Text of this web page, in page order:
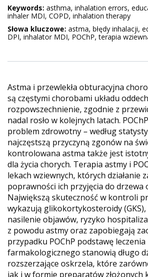
Keywords: asthma, inhalation errors,
inhaler MDI, COPD, inhalation therapy
Słowa kluczowe: astma, błędy inhalacji,
DPI, inhalator MDI, POChP, terapia
Astma i przewlekła obturacyjna
są częstymi chorobami układu
rozpowszechnienie, zgodnie z
nadal rosło w kolejnych latach.
problem zdrowotny – według
najczęstszą przyczyną zgonów na
kontrolowana astma także jest
dla życia chorych. Terapia astmy i
lekach wziewnych, których działanie
poprawności ich przyjęcia do drzewa
Największą skuteczność w kontroli
wykazują glikokortykosteroidy
nasilenie objawów, ryzyko
z powodu astmy oraz zapobiegają
przypadku POChP podstawę leczenia
farmakologicznego stanowią długo
rozszerzające oskrzela, które
jak i w formie preparatów złożonych